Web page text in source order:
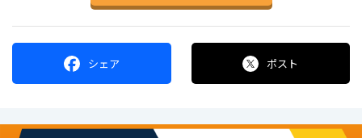
シェア ポスト